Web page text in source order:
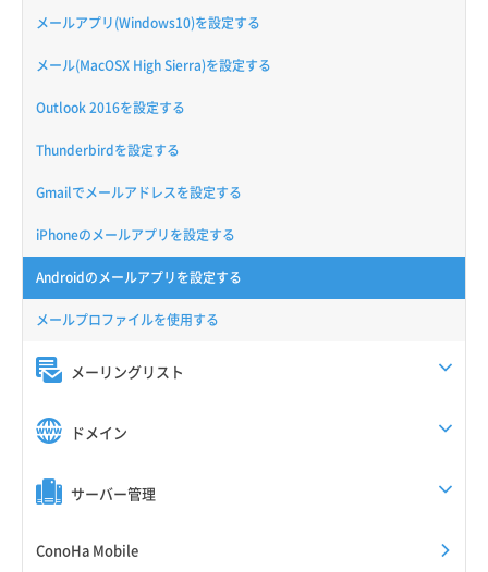
メールアプリ(Windows10)を設定する
メール(MacOSX High Sierra)を設定する
Outlook 2016を設定する
Thunderbirdを設定する
Gmailでメールアドレスを設定する
iPhoneのメールアプリを設定する
Androidのメールアプリを設定する
メールプロファイルを使用する
メーリングリスト
ドメイン
サーバー管理
ConoHa Mobile